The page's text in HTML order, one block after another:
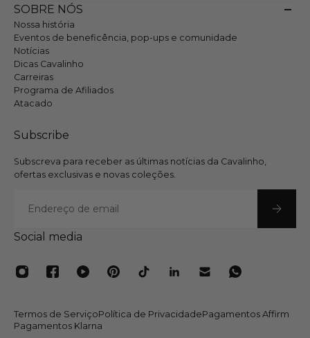
SOBRE NÓS
Nossa história
Eventos de beneficência, pop-ups e comunidade
Notícias
Dicas Cavalinho
Carreiras
Programa de Afiliados
Atacado
Subscribe
Subscreva para receber as últimas notícias da Cavalinho,
ofertas exclusivas e novas coleções.
Social media
Termos de ServiçoPolítica de PrivacidadePagamentos Affirm
Pagamentos Klarna